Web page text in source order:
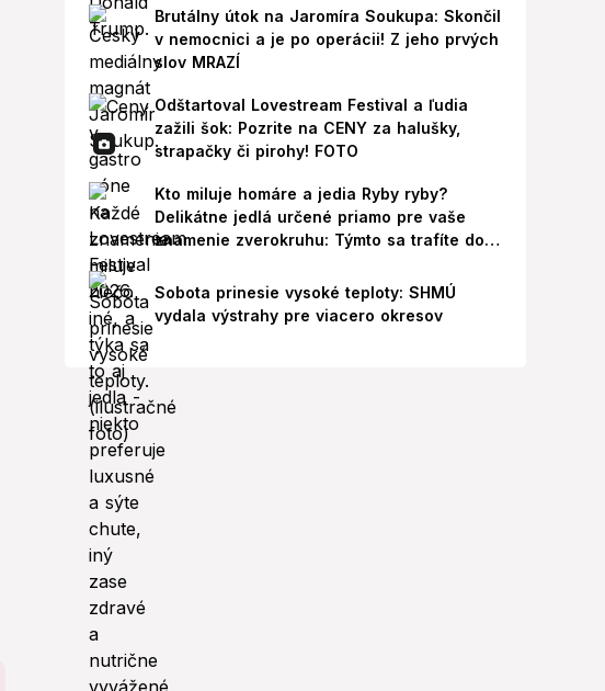
Brutálny útok na Jaromíra Soukupa: Skončil
v nemocnici a je po operácii! Z jeho prvých
slov MRAZÍ
Odštartoval Lovestream Festival a ľudia
zažili šok: Pozrite na CENY za halušky,
strapačky či pirohy! FOTO
Kto miluje homáre a jedia Ryby ryby?
Delikátne jedlá určené priamo pre vaše
znamenie zverokruhu: Týmto sa trafíte do
Sobota prinesie vysoké teploty: SHMÚ
vydala výstrahy pre viacero okresov